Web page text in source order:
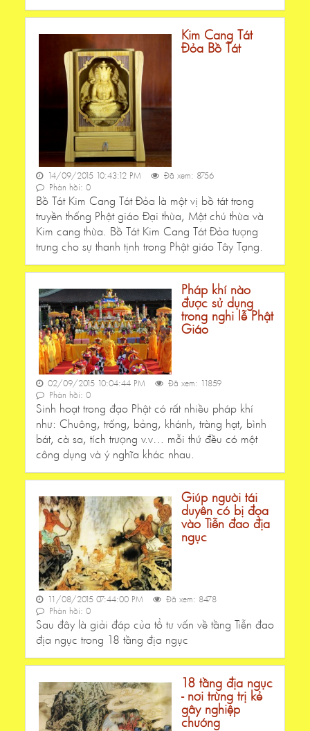
Kim Cang Tát
Đỏa Bồ Tát
14/09/2015 10:43:12 PM
Đã xem: 8756
Phản hồi: 0
Bồ Tát Kim Cang Tát Đỏa là một vị bồ tát trong
truyền thống Phật giáo Đại thừa, Mật chú thừa và
Kim cang thừa. Bồ Tát Kim Cang Tát Đỏa tượng
trưng cho sự thanh tịnh trong Phật giáo Tây Tạng.
Pháp khí nào
được sử dụng
trong nghi lễ Phật
Giáo
02/09/2015 10:04:44 PM
Đã xem: 11859
Phản hồi: 0
Sinh hoạt trong đạo Phật có rất nhiều pháp khí
như: Chuông, trống, bảng, khánh, tràng hạt, bình
bát, cà sa, tích trượng v.v… mỗi thứ đều có một
công dụng và ý nghĩa khác nhau.
Giúp người tái
duyên có bị đọa
vào Tiễn đao địa
ngục
11/08/2015 07:44:00 PM
Đã xem: 8478
Phản hồi: 0
Sau đây là giải đáp của tổ tư vấn về tầng Tiễn đao
địa ngục trong 18 tầng địa ngục
18 tầng địa ngục
- nơi trừng trị kẻ
gây nghiệp
chướng